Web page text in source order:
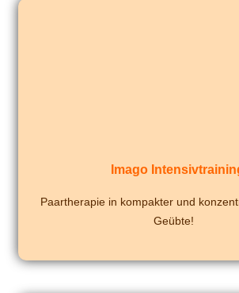
Imago
Paartherapie in kom­pak­ter und
Geübte!